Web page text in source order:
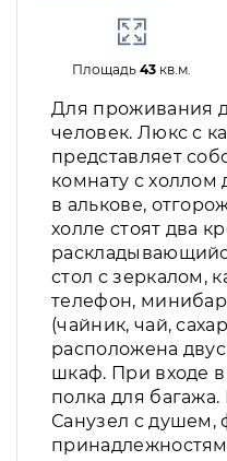
Площадь43 кв.м.
Для проживания
человек. Люкс с
представляет
комнату с холлом
в алькове,
холле стоят два
стол с зеркалом,
телефон,
(чайник, чай,
расположена
шкаф. При входе
полка для
Санузел с душем,